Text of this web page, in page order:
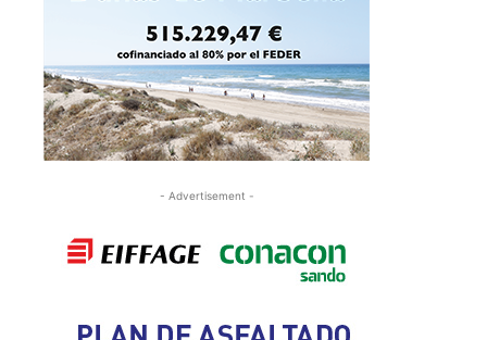
- Advertisement -